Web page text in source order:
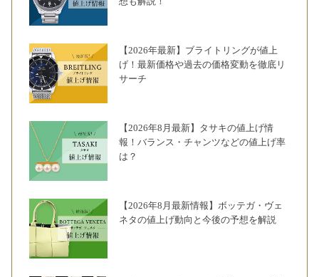
【2026年最新】ブライトリングが値上
げ！最新価格や過去の価格変動を徹底リ
サーチ
【2026年8月最新】タサキの値上げ情
報！バランス・チャンツなどの値上げ率
は？
【2026年8月最新情報】ボッテガ・ヴェ
ネタの値上げ動向と今後の予想を解説